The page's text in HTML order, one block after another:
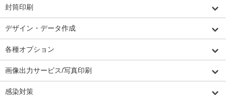
封筒印刷
デザイン・データ作成
各種オプション
画像出力サービス/写真印刷
感染対策